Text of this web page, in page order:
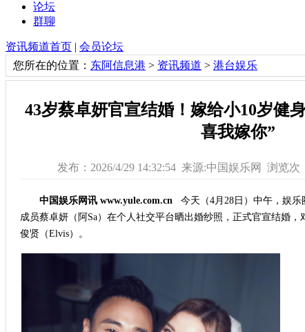
论坛
群聊
资讯频道首页 | 会员论坛
您所在的位置： 东阿信息港 > 资讯频道 > 港台娱乐
43岁蔡卓妍官宣结婚！嫁给小10岁健
喜我嫁你”
发布：2026/4/29 14:32:54 来源:中国娱乐网 浏览次
中国娱乐网讯 www.yule.com.cn 今天（4月28日）中午，娱乐
成员蔡卓妍（阿Sa）在个人社交平台晒出婚纱照，正式官宣结婚
俊贤（Elvis）。